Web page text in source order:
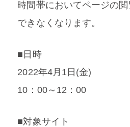
時間帯においてページの
できなくなります。
■日時
2022年4月1日(金)
10：00～12：00
■対象サイト